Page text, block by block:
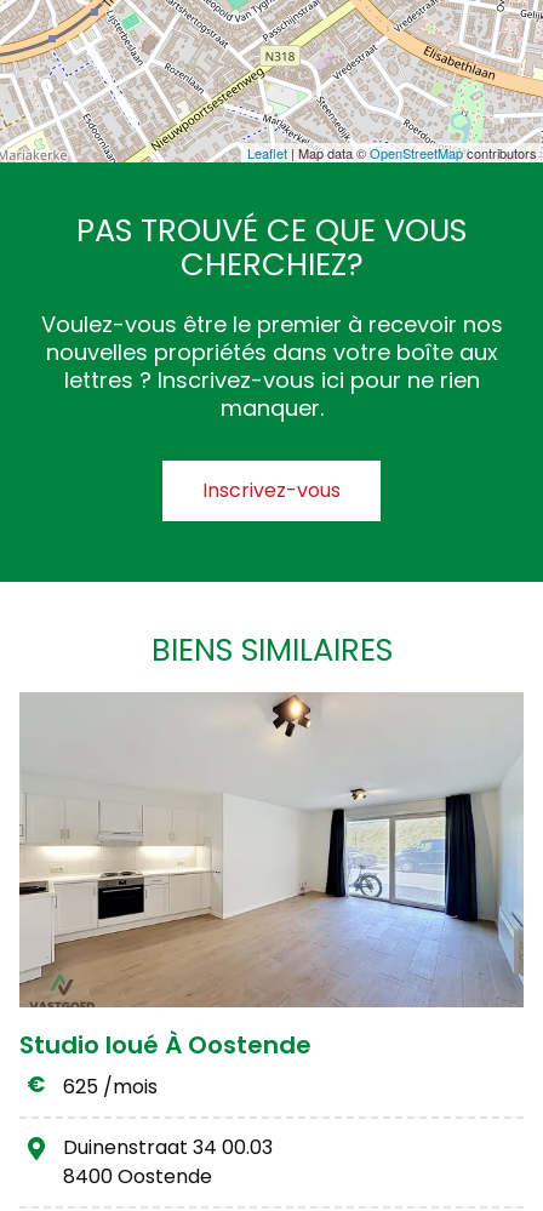
Leaflet | Map data ©OpenStreetMapcontributors
PAS TROUVÉ CE QUE VOUS
CHERCHIEZ?
Voulez-vous être le premier à recevoir nos
nouvelles propriétés dans votre boîte aux
lettres ? Inscrivez-vous ici pour ne rien
manquer.
Inscrivez-vous
BIENS SIMILAIRES
Studio loué À Oostende
625 /mois
Duinenstraat 34 00.03
8400 Oostende